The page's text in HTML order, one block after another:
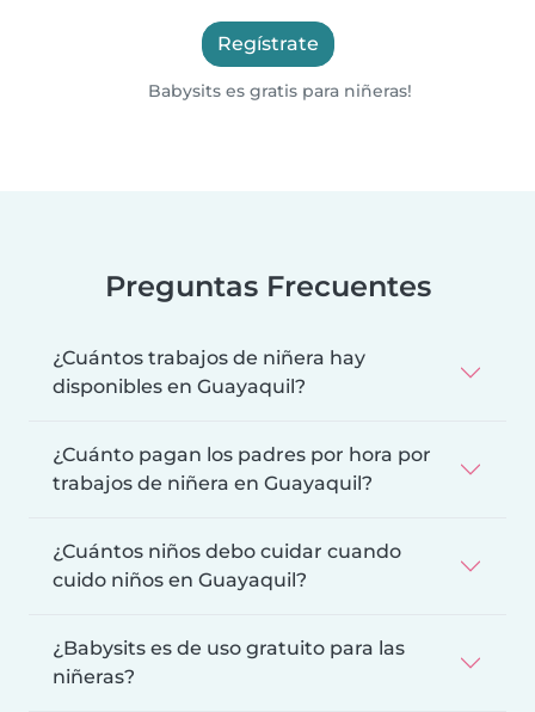
Regístrate
Babysits es gratis para niñeras!
Preguntas Frecuentes
¿Cuántos trabajos de niñera hay
disponibles en Guayaquil?
¿Cuánto pagan los padres por hora por
trabajos de niñera en Guayaquil?
¿Cuántos niños debo cuidar cuando
cuido niños en Guayaquil?
¿Babysits es de uso gratuito para las
niñeras?